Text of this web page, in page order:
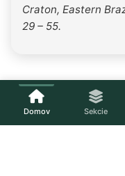
Craton, Eastern
29 – 55.
Domov Sekcie